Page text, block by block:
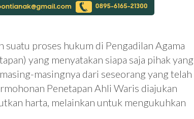
proses hukum di Pengadilan Agama
yang menyatakan siapa saja pihak yang
masingnya dari seseorang yang telah
Penetapan Ahli Waris diajukan
harta, melainkan untuk mengukuhkan